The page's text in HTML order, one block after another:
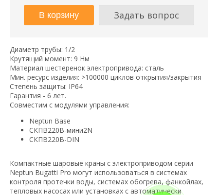
Задать вопрос
Диаметр трубы: 1/2
Крутящий момент: 9 Нм
Материал шестеренок электропривода: сталь
Мин. ресурс изделия: >100000 циклов открытия/закрытия
Степень защиты: IP64
Гарантия - 6 лет.
Совместим с модулями управления:
Neptun Base
СКПВ220В-мини2N
СКПВ220В-DIN
Компактные шаровые краны с электроприводом серии
Neptun Bugatti Pro могут использоваться в системах
контроля протечки воды, системах обогрева, фанкойлах,
тепловых насосах или установках с автоматически